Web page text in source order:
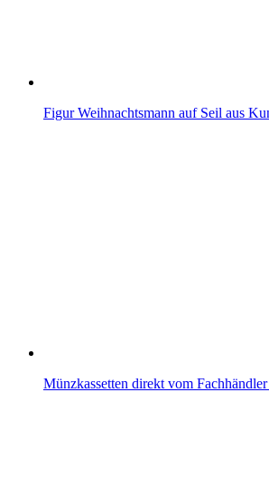
Figur Weihnachtsmann auf Seil aus
Münzkassetten direkt vom Fachhändler